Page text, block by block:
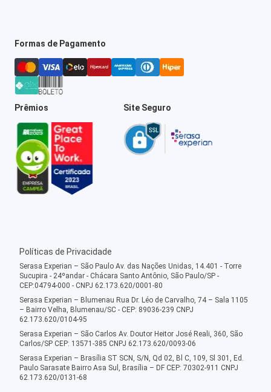
Formas de Pagamento
Prêmios Site Seguro
Políticas de Privacidade
Serasa Experian – São Paulo Av. das Nações Unidas, 14.401 - Torre
Sucupira - 24ºandar - Chácara Santo Antônio, São Paulo/SP -
CEP:04794-000 - CNPJ 62.173.620/0001-80
Serasa Experian – Blumenau Rua Dr. Léo de Carvalho, 74 – Sala 1105
– Bairro Velha, Blumenau/SC - CEP: 89036-239 CNPJ
62.173.620/0104-95
Serasa Experian – São Carlos Av. Doutor Heitor José Reali, 360, São
Carlos/SP CEP: 13571-385 CNPJ 62.173.620/0093-06
Serasa Experian – Brasília ST SCN, S/N, Qd 02, Bl C, 109, Sl 301, Ed.
Paulo Sarasate Bairro Asa Sul, Brasília – DF CEP: 70302-911 CNPJ
62.173.620/0131-68